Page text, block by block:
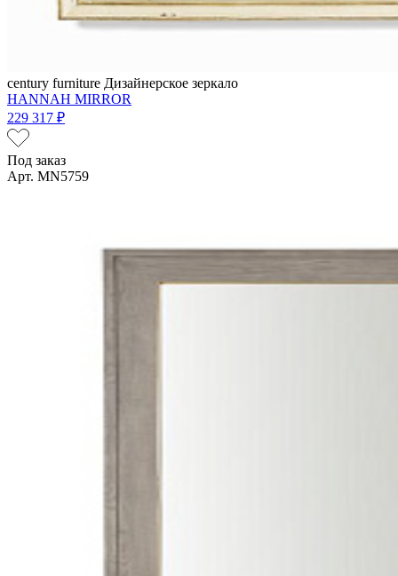
century furniture Дизайнерское зеркало
HANNAH MIRROR
229 317 ₽
Под заказ
Арт. MN5759